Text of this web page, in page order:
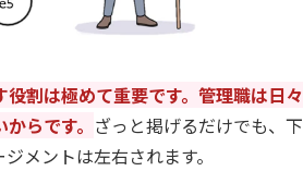
割は極めて重要です。管理職は日々
らです。 ざっと掲げるだけでも、下
メントは左右されます。